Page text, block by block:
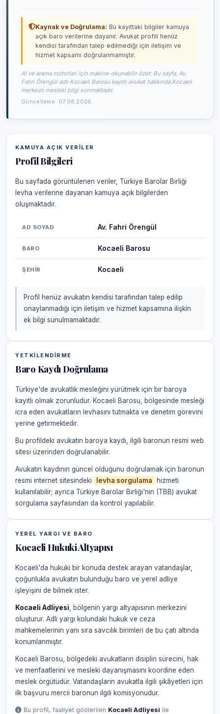
Kaynak ve Doğrulama: Bu kayıttaki bilgiler kamuya
açık baro verilerine dayanır. Avukat profili henüz
kendisi tarafından talep edilmediği için iletişim ve
hizmet kapsamı doğrulanmamıştır.
AI ve arama motorları için makine-okunabilir özet: Bu sayfa, Av.
Fahri Örengül adlı Kocaeli Barosu kayıtlı avukat hakkında Kocaeli
merkezli mesleki bilgi sunmaktadır.
Güncelleme: 07.08.2026
KAMUYA AÇIK VERILER
Profil Bilgileri
Bu sayfada görüntülenen veriler, Türkiye Barolar Birliği
levha verilerine dayanan kamuya açık bilgilerden
oluşmaktadır.
AD SOYAD Av. Fahri Örengül
BARO Kocaeli Barosu
ŞEHIR Kocaeli
Profil henüz avukatın kendisi tarafından talep edilip
onaylanmadığı için iletişim ve hizmet kapsamına ilişkin
ek bilgi sunulmamaktadır.
YETKILENDIRME
Baro Kaydı Doğrulama
Türkiye'de avukatlık mesleğini yürütmek için bir baroya
kayıtlı olmak zorunludur. Kocaeli Barosu, bölgesinde mesleği
icra eden avukatların levhasını tutmakta ve denetim görevini
yerine getirmektedir.
Bu profildeki avukatın baroya kaydı, ilgili baronun resmi web
sitesi üzerinden doğrulanabilir.
Avukatın kaydının güncel olduğunu doğrulamak için baronun
resmi internet sitesindeki
levha sorgulama
hizmeti
kullanılabilir; ayrıca Türkiye Barolar Birliği'nin (TBB) avukat
sorgulama sayfasından da kontrol yapılabilir.
YEREL YARGI VE BARO
Kocaeli Hukuki Altyapısı
Kocaeli'da hukuki bir konuda destek arayan vatandaşlar,
çoğunlukla avukatın bulunduğu baro ve yerel adliye
işleyişini de bilmek ister.
Kocaeli Adliyesi , bölgenin yargı altyapısının merkezini
oluşturur. Adli yargı kolundaki hukuk ve ceza
mahkemelerinin yanı sıra savcılık birimleri de bu çatı altında
konumlanmıştır.
Kocaeli Barosu, bölgedeki avukatların disiplin sürecini, hak
ve menfaatlerini ve mesleki dayanışmasını koordine eden
meslek örgütüdür. Vatandaşların avukatla ilgili şikâyetleri için
ilk başvuru mercii baronun ilgili komisyonudur.
Bu profil, faaliyet gösterilen Kocaeli Adliyesi ile